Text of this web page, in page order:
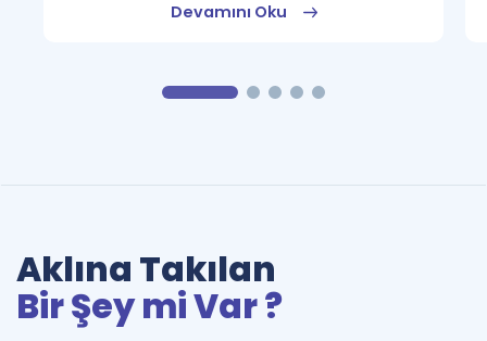
Devamını Oku
Aklına Takılan
Bir Şey mi Var ?